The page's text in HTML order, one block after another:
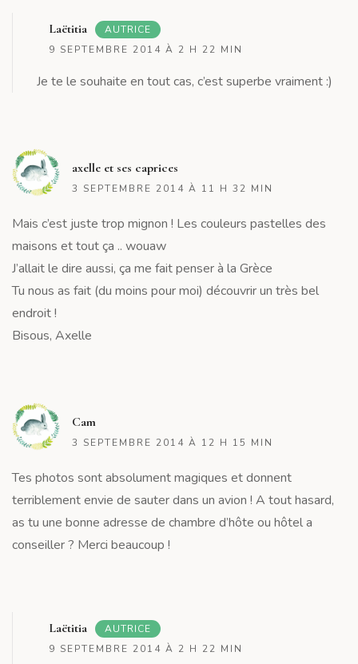
Laëtitia
AUTRICE
9 SEPTEMBRE 2014 À 2 H 22 MIN
Je te le souhaite en tout cas, c’est superbe vraiment :)
axelle et ses caprices
3 SEPTEMBRE 2014 À 11 H 32 MIN
Mais c’est juste trop mignon ! Les couleurs pastelles des
maisons et tout ça .. wouaw
J’allait le dire aussi, ça me fait penser à la Grèce
Tu nous as fait (du moins pour moi) découvrir un très bel
endroit !
Bisous, Axelle
Cam
3 SEPTEMBRE 2014 À 12 H 15 MIN
Tes photos sont absolument magiques et donnent
terriblement envie de sauter dans un avion ! A tout hasard,
as tu une bonne adresse de chambre d’hôte ou hôtel a
conseiller ? Merci beaucoup !
Laëtitia
AUTRICE
9 SEPTEMBRE 2014 À 2 H 22 MIN